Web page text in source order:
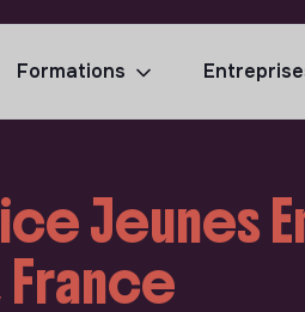
Formations
Jeunes
France